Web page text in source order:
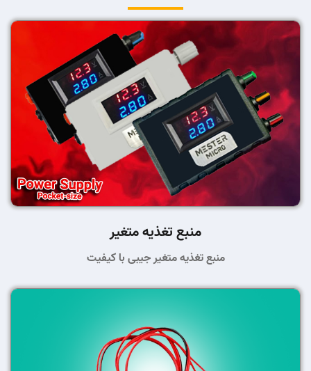
منبع تغذیه متغیر
منبع تغذیه متغیر جیبی با کیفیت